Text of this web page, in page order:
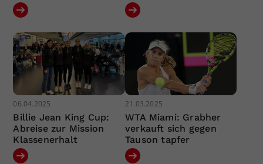
06.04.2025
Billie Jean King Cup:
Abreise zur Mission
Klassenerhalt
21.03.2025
WTA Miami: Grabher
verkauft sich gegen
Tauson tapfer